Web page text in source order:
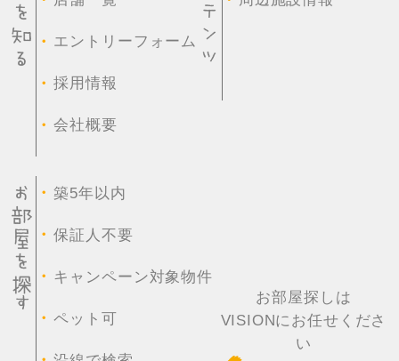
・ エントリーフォーム
・採用情報
・会社概要
・築5年以内
・保証人不要
・ キャンペーン対象物件
・ペット可
お部屋探しは
VISIONにお任せくださ
い